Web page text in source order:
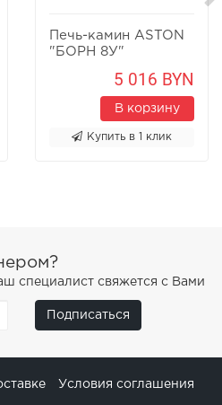
Печь-камин ASTON
"БОРН 8У"
5 016 BYN
В корзину
Купить в 1 клик
специалист свяжется с Вами
Подписаться
Условия соглашения